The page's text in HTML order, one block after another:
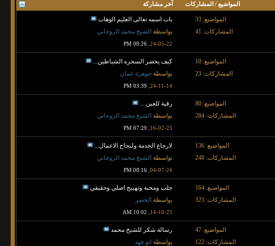
المواضيع / المشاركات آخر مشاركة
المواضيع: 33
المشاركات: 41
باب اسمه تعالى العليم الوهاب
بواسطة الشيخ محمد الروحاني
24-05-22,
08:26 PM
المواضيع: 10
المشاركات: 23
كيف يحضر السحره الشياطين...
بواسطةجوهرة عمان
24-11-14,
03:39 PM
المواضيع: 80
المشاركات: 284
رقية للعين ...
بواسطة الشيخ محمد الروحاني
16-02-25,
07:29 PM
المواضيع: 136
المشاركات: 248
لارجاع الخدمة ولنجاح الاعمال...
بواسطة الشيخ محمد الروحاني
04-07-24,
08:16 PM
المواضيع: 164
المشاركات: 323
جلب ومحبة وتهييج اصلي وحقيقي
بواسطة الخضر
14-10-25,
10:02 AM
المواضيع: 47
المشاركات: 122
رسالة شكر للشيخ محمد
بواسطة ابو فهد